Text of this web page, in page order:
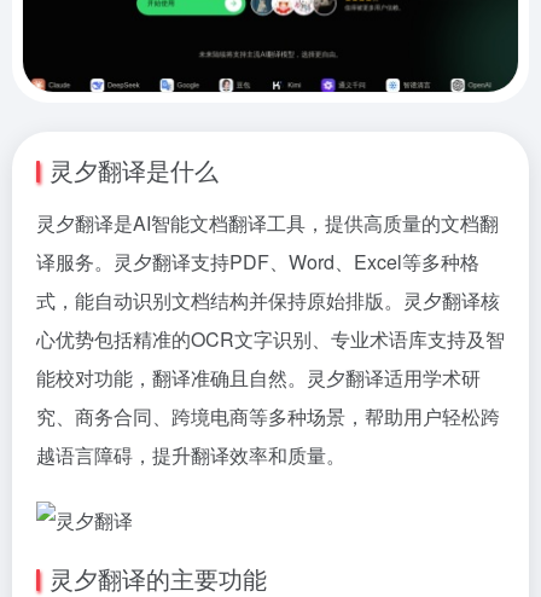
灵夕翻译是什么
灵夕翻译是AI智能文档翻译工具，提供高质量的文档翻
译服务。灵夕翻译支持PDF、Word、Excel等多种格
式，能自动识别文档结构并保持原始排版。灵夕翻译核
心优势包括精准的OCR文字识别、专业术语库支持及智
能校对功能，翻译准确且自然。灵夕翻译适用学术研
究、商务合同、跨境电商等多种场景，帮助用户轻松跨
越语言障碍，提升翻译效率和质量。
灵夕翻译的主要功能